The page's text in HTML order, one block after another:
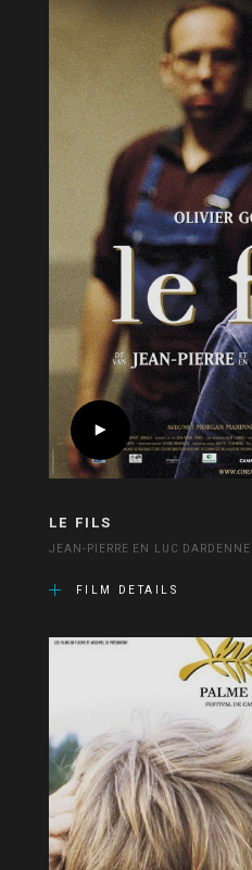
LE FILS
JEAN-PIERRE EN LUC DARDENNE
FILM DETAILS